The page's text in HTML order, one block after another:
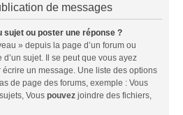
de messages
sujet ou poster une réponse ?
» depuis la page d’un forum ou
sujet. Il se peut que vous ayez
écrire un message. Une liste des options
de page des forums, exemple : Vous
Vous pouvez joindre des fichiers,